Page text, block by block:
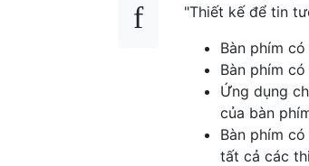
"Thiết kế để tin
Bàn phím
Bàn phím
Ứng dụng
của bàn
Bàn phím
tất cả các